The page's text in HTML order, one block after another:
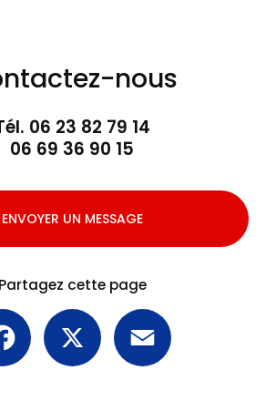
nous
06 23 82 79 14
06 69 36 90 15
ENVOYER UN MESSAGE
Partagez cette page
Facebook